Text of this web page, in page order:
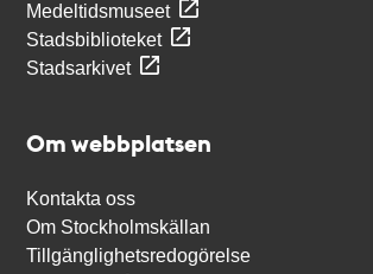
Medeltidsmuseet
Stadsbiblioteket
Stadsarkivet
Om webbplatsen
Kontakta oss
Om Stockholmskällan
Tillgänglighetsredogörelse